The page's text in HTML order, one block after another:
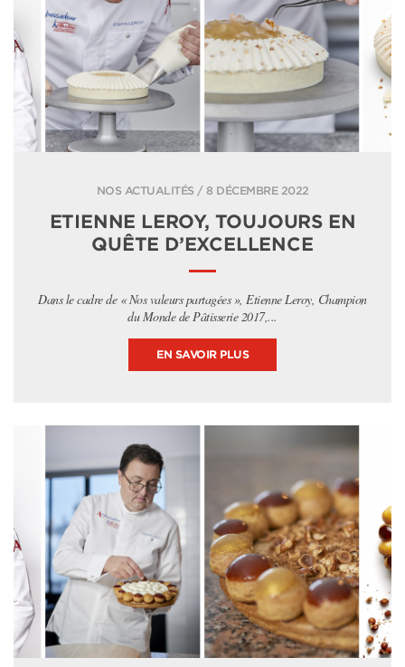
NOS ACTUALITÉS / 8 DÉCEMBRE 2022
ETIENNE LEROY, TOUJOURS EN
QUÊTE D’EXCELLENCE
Dans le cadre de « Nos valeurs partagées », Etienne Leroy, Champion
du Monde de Pâtisserie 2017,...
EN SAVOIR PLUS